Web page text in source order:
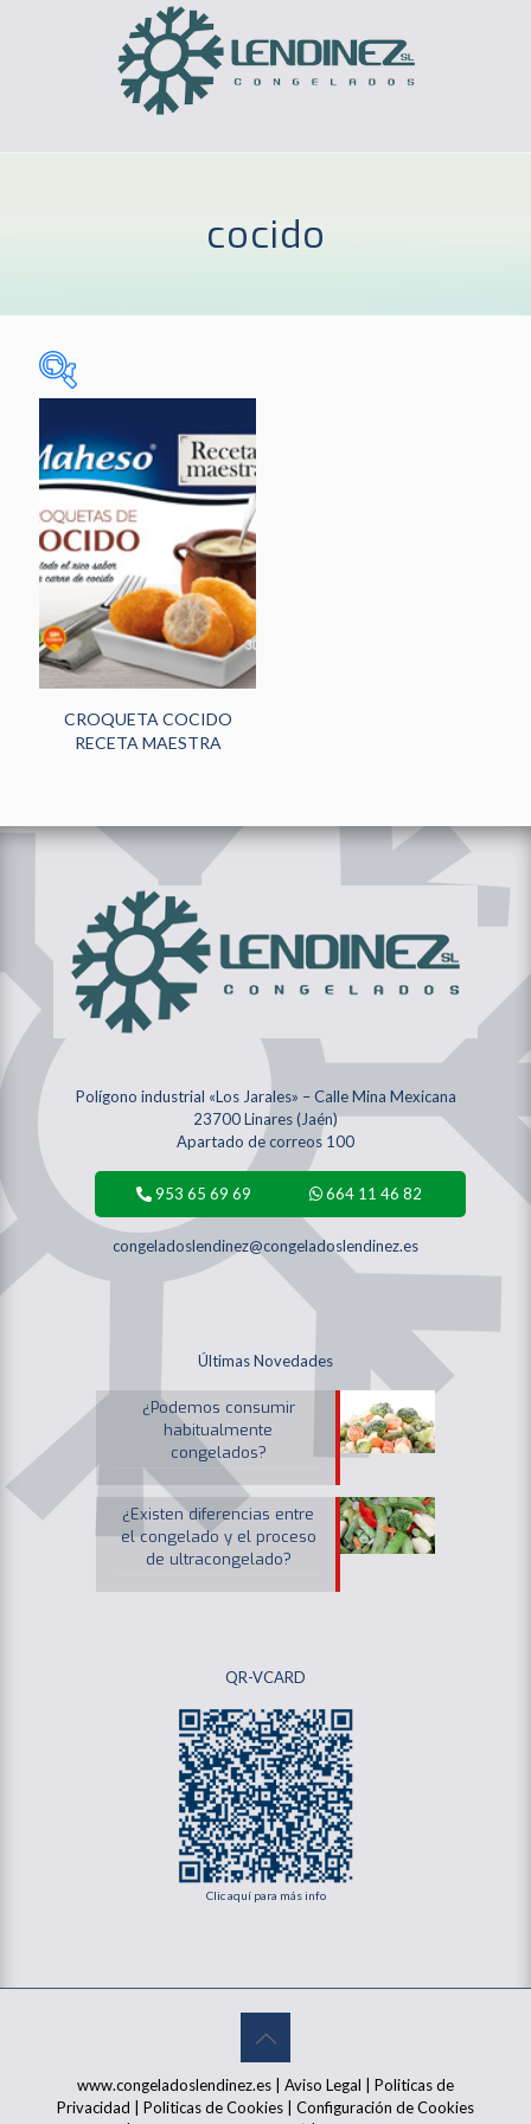
cocido
Sin categorizar(0)
CELIACOS
(3)
HOGAR(185)
HORECA
(242)
PANADERÍA Y
PASTELERÍA(48)
NOVEDADES(13)
CROQUETA COCIDO
RECETA MAESTRA
Polígono industrial «Los Jarales» – Calle Mina Mexicana
23700 Linares (Jaén)
Apartado de correos 100
953 65 69 69 664 11 46 82
congeladoslendinez@congeladoslendinez.es
Últimas Novedades
¿Podemos consumir
habitualmente
congelados?
¿Existen diferencias entre
el congelado y el proceso
de ultracongelado?
QR-VCARD
Clic aquí para más info
www.congeladoslendinez.es | Aviso Legal
Politicas de
Privacidad
Politicas de Cookies
Configuración de Cookies